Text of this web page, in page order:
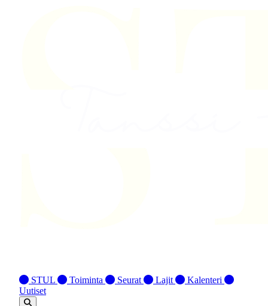
STUL Toiminta Seurat Lajit
Kalenteri
Uutiset